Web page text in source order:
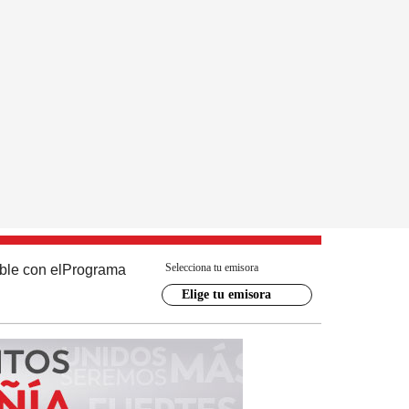
con el Programa Selecciona tu emisora
Elige tu emisora